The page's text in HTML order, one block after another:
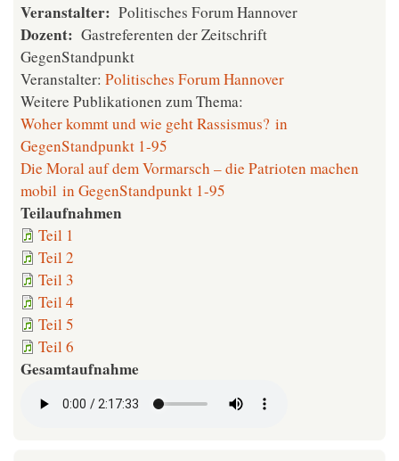
Veranstalter Politisches Forum Hannover
Dozent
Gastreferenten der Zeitschrift
GegenStandpunkt
Veranstalter: Politisches Forum Hannover
Weitere Publikationen zum Thema:
Woher kommt und wie geht Rassismus? in
GegenStandpunkt 1-95
Die Moral auf dem Vormarsch – die Patrioten machen
mobil in GegenStandpunkt 1-95
Teilaufnahmen
Teil 1
Teil 2
Teil 3
Teil 4
Teil 5
Teil 6
Gesamtaufnahme